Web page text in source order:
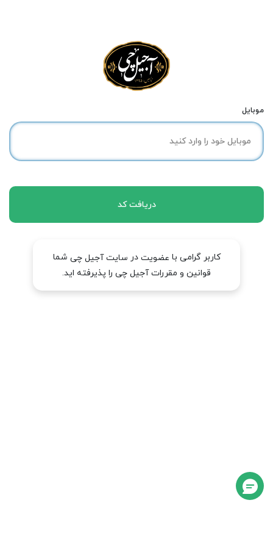
موبایل
دریافت کد
کاربر گرامی با عضویت در سایت آجیل چی شما
قوانین و مقررات آجیل چی را پذیرفته اید.